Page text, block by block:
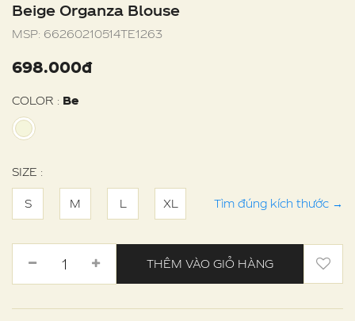
Beige Organza Blouse
MSP: 66260210514TE1263
698.000đ
COLOR : Be
SIZE :
S M L XL Tìm đúng kích thước →
THÊM VÀO GIỎ HÀNG